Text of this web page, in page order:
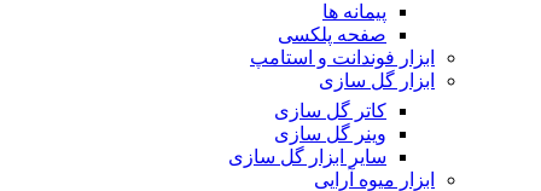
پیمانه ها
صفحه پلکسی
ابزار فوندانت و استامپ
ابزار گل سازی
کاتر گل سازی
وینر گل سازی
سایر ابزار گل سازی
ابزار میوه آرایی